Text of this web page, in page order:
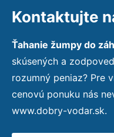
Kontaktujte
Ťahanie žumpy do
skúsených a
rozumný peniaz? Pre
cenovú ponuku nás
www.dobry-vodar.sk.